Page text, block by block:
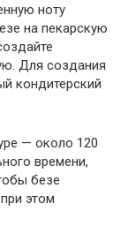
ноту
на пекарскую
Для создания
кондитерский
— около 120
времени,
безе
этом